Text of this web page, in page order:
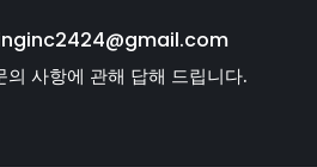
의 사항에 관해 답해 드립니다.